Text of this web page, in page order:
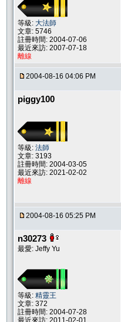
等級: 大法師
文章: 5746
註冊時間: 2004-07-06
最近來訪: 2007-07-18
離線
2004-08-16 04:06 PM
piggy100
等級: 法師
文章: 3193
註冊時間: 2004-03-05
最近來訪: 2021-02-02
離線
2004-08-16 05:25 PM
n30273
最愛: Jeffy Yu
等級: 精靈王
文章: 372
註冊時間: 2004-07-28
最近來訪: 2011-02-01